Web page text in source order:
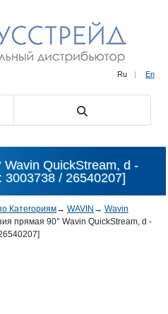
Ru | En
Wavin QuickStream, d -
3003738 / 26540207]
Категориям→ WAVIN → Wavin
прямая 90° Wavin QuickStream, d -